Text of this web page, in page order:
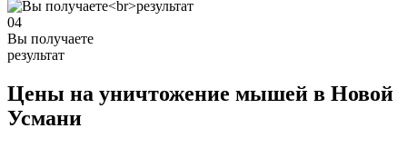
04
Вы получаете
результат
Цены на уничтожение мышей в Новой
Усмани